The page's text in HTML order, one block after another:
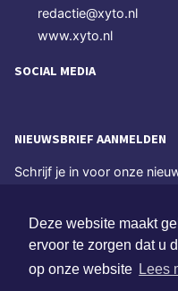
Deze website maakt
ervoor te zorgen dat u
op onze website Lees
redactie@xyto.nl
www.xyto.nl
SOCIAL MEDIA
NIEUWSBRIEF AANMELDEN
Schrijf je in voor onze
Aanmelden
ONLINE DAGBLADEN